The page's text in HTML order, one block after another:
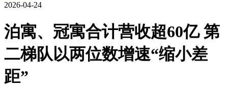
2026-04-24
泊寓、冠寓合计营收超60亿 第
二梯队以两位数增速“缩小差
距”